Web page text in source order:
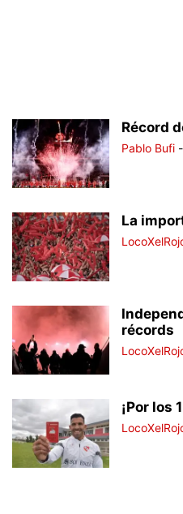
Récord
Pablo Bufi -
La
récords
¡Por los